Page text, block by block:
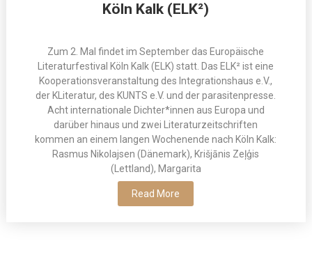
Köln Kalk (ELK²)
Zum 2. Mal findet im September das Europäische
Literaturfestival Köln Kalk (ELK) statt. Das ELK² ist eine
Kooperationsveranstaltung des Integrationshaus e.V.,
der KLiteratur, des KUNTS e.V. und der parasitenpresse.
Acht internationale Dichter*innen aus Europa und
darüber hinaus und zwei Literaturzeitschriften
kommen an einem langen Wochenende nach Köln Kalk:
Rasmus Nikolajsen (Dänemark), Krišjānis Zeļģis
(Lettland), Margarita
Read More